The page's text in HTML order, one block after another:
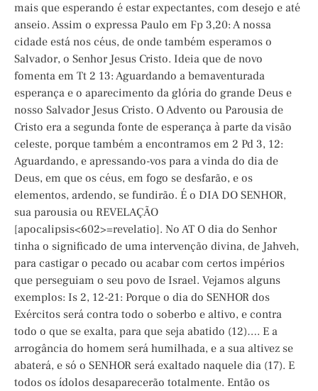
mais que esperando é estar expectantes, com desejo e até
anseio. Assim o expressa Paulo em Fp 3,20: A nossa
cidade está nos céus, de onde também esperamos o
Salvador, o Senhor Jesus Cristo. Ideia que de novo
fomenta em Tt 2 13: Aguardando a bemaventurada
esperança e o aparecimento da glória do grande Deus e
nosso Salvador Jesus Cristo. O Advento ou Parousia de
Cristo era a segunda fonte de esperança à parte da visão
celeste, porque também a encontramos em 2 Pd 3, 12:
Aguardando, e apressando-vos para a vinda do dia de
Deus, em que os céus, em fogo se desfarão, e os
elementos, ardendo, se fundirão. É o DIA DO SENHOR,
sua parousia ou REVELAÇÃO
[apocalipsis<602>=revelatio]. No AT O dia do Senhor
tinha o significado de uma intervenção divina, de Jahveh,
para castigar o pecado ou acabar com certos impérios
que perseguiam o seu povo de Israel. Vejamos alguns
exemplos: Is 2, 12-21: Porque o dia do SENHOR dos
Exércitos será contra todo o soberbo e altivo, e contra
todo o que se exalta, para que seja abatido (12)…. E a
arrogância do homem será humilhada, e a sua altivez se
abaterá, e só o SENHOR será exaltado naquele dia (17). E
todos os ídolos desaparecerão totalmente. Então os